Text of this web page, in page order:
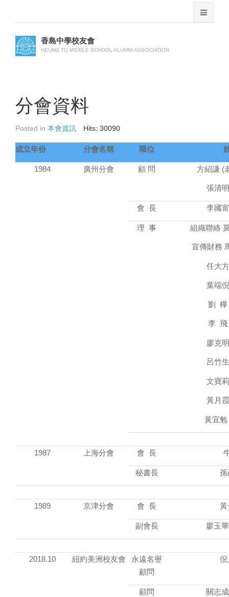
香島中學校友會
HEUNG TO MIDDLE SCHOOL ALUMNI ASSOCIATION
分會資料
Posted in 本會資訊 Hits: 30090
成立年份 分會名稱 職位
1984 廣州分會 顧 問 方紹謙 (
張清
會 長 李國
理 事 組織聯絡
宣傳財務
任大
葉端
劉 樺
李 飛
廖克
呂竹
文寶
黃月
黃宜勉
1987 上海分會 會 長
秘書長 孫
1989 京津分會 會 長 黃
副會長 廖玉
2018.10 紐約美洲校友會
永遠名譽
顧問
倪
顧問 關志